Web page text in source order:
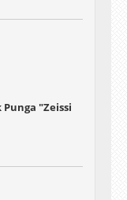
"Zeissi